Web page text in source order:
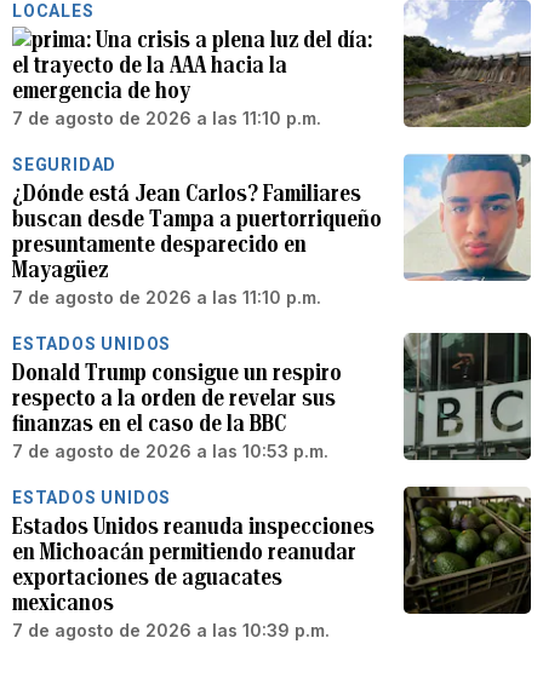
LOCALES
Una crisis a plena luz del día:
el trayecto de la AAA hacia la
emergencia de hoy
7 de agosto de 2026 a las 11:10 p.m.
SEGURIDAD
¿Dónde está Jean Carlos? Familiares
buscan desde Tampa a puertorriqueño
presuntamente desparecido en
Mayagüez
7 de agosto de 2026 a las 11:10 p.m.
ESTADOS UNIDOS
Donald Trump consigue un respiro
respecto a la orden de revelar sus
finanzas en el caso de la BBC
7 de agosto de 2026 a las 10:53 p.m.
ESTADOS UNIDOS
Estados Unidos reanuda inspecciones
en Michoacán permitiendo reanudar
exportaciones de aguacates
mexicanos
7 de agosto de 2026 a las 10:39 p.m.